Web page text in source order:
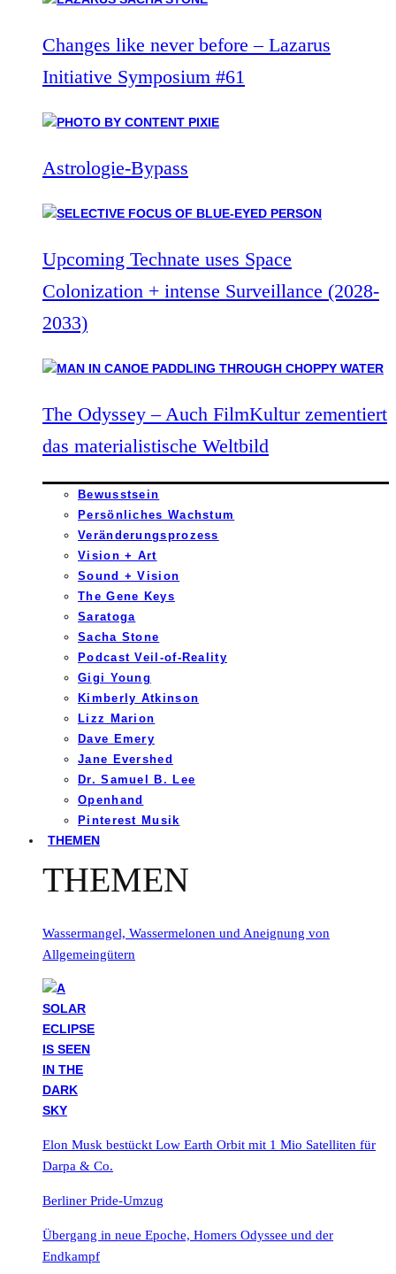
Changes like never before – Lazarus
Initiative Symposium #61
Astrologie-Bypass
Upcoming Technate uses Space
Colonization + intense Surveillance (2028-
2033)
The Odyssey – Auch FilmKultur zementiert
das materialistische Weltbild
Bewusstsein
Persönliches Wachstum
Veränderungsprozess
Vision + Art
Sound + Vision
The Gene Keys
Saratoga
Sacha Stone
Podcast Veil-of-Reality
Gigi Young
Kimberly Atkinson
Lizz Marion
Dave Emery
Jane Evershed
Dr. Samuel B. Lee
Openhand
Pinterest Musik
THEMEN
THEMEN
Wassermangel, Wassermelonen und Aneignung von
Allgemeingütern
Elon Musk bestückt Low Earth Orbit mit 1 Mio Satelliten für
Darpa & Co.
Berliner Pride-Umzug
Übergang in neue Epoche, Homers Odyssee und der
Endkampf